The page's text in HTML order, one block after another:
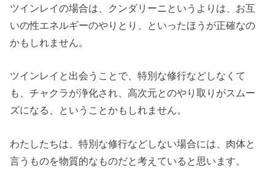
ツインレイの場合は、クンダリーニというよりは、お互
いの性エネルギーのやりとり、といったほうが正確なの
かもしれません。
ツインレイと出会うことで、特別な修行などしなくて
も、チャクラが浄化され、高次元とのやり取りがスムー
ズになる、ということかもしれません。
わたしたちは、特別な修行などしない場合には、肉体と
言うものを物質的なものだと考えていると思います。